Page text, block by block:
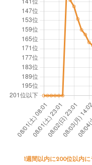
1週間以内に200位以内